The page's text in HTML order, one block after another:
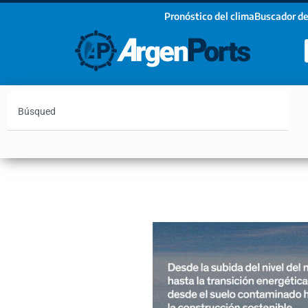
Pronóstico del climaBuscador
¡Sumate a nuestro Newsletter!
Email
Estoy de acuerdo con las condiciones y políticas